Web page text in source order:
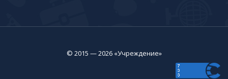
© 2015 — 2026 «Учреждение»